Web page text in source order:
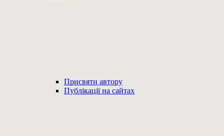
Присвяти автору
Публікації на сайтах